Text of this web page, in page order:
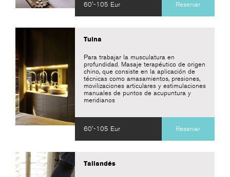
60'-105 Eur Reservar
Tuina
Para trabajar la musculatura en
profundidad. Masaje terapéutico de origen
chino, que consiste en la aplicación de
técnicas como amasamientos, presiones,
movilizaciones articulares y estimulaciones
manuales de puntos de acupuntura y
meridianos
60'-105 Eur Reservar
Tailandés